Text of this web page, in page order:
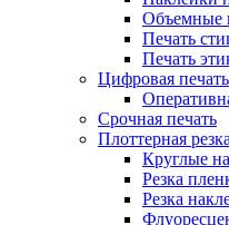
Объемные
Печать
Печать
Цифровая печать
Срочная печать
Плоттерная резка
Круглые
Резка
Резка